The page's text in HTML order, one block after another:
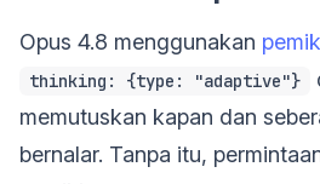
Opus 4.8 menggunakan
thinking: {type: "adaptive"}
memutuskan kapan dan
bernalar. Tanpa itu,